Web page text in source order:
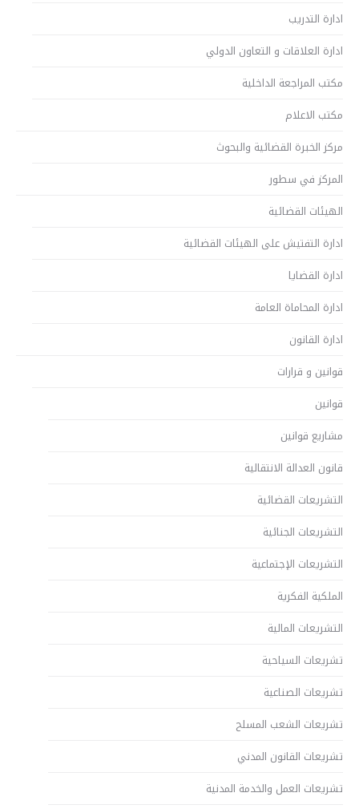
ادارة التدريب
ادارة العلاقات و التعاون الدولي
مكتب المراجعة الداخلية
مكتب الاعلام
مركز الخبرة القضائية والبحوث
المركز في سطور
الهيئات القضائية
ادارة التفتيش على الهيئات القضائية
ادارة القضايا
ادارة المحاماة العامة
ادارة القانون
قوانين و قرارات
قوانين
مشاريع قوانين
قانون العدالة الانتقالية
التشريعات القضائية
التشريعات الجنائية
التشريعات الإجتماعية
الملكية الفكرية
التشريعات المالية
تشريعات السياحية
تشريعات الصناعية
تشريعات الشعب المسلح
تشريعات القانون المدني
تشريعات العمل والخدمة المدنية